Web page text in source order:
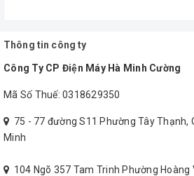
và nhẵn, nướng tiện lợi.
dính Ceramic chịu nhiệt
toàn sức khỏe, chống
giúp bếp dễ vệ sinh sau
Thông tin công ty
Công Ty CP Điện Máy Hà Minh Cường
Mã Số Thuế: 0318629350
75 - 77 đường S11 Phường Tây Thạnh,
Minh
104 Ngõ 357 Tam Trinh Phường Hoàng